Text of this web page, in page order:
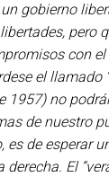
gobierno
pero
con
el llamado
1957) no
de nuestro
es de esperar
derecha. El